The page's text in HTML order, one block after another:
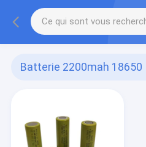
Batterie 2200mah 18650